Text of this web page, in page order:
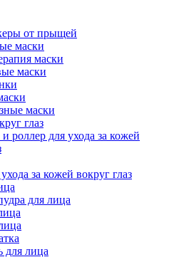
от прыщей
маски
маски
маски
маски
глаз
роллер для ухода за кожей
за кожей вокруг глаз
для лица
для лица